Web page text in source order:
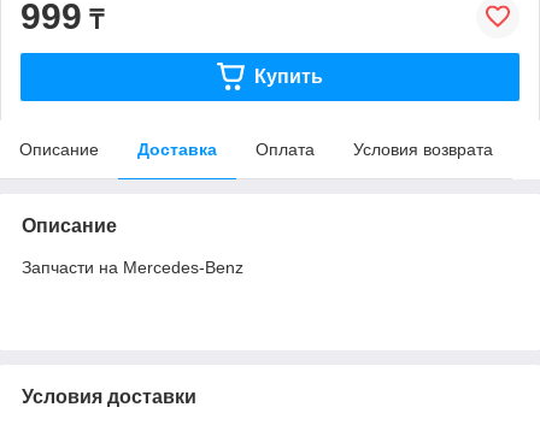
999 ₸
Купить
Описание Доставка Оплата Условия возврата
Описание
Запчасти на Mercedes-Benz
Условия доставки